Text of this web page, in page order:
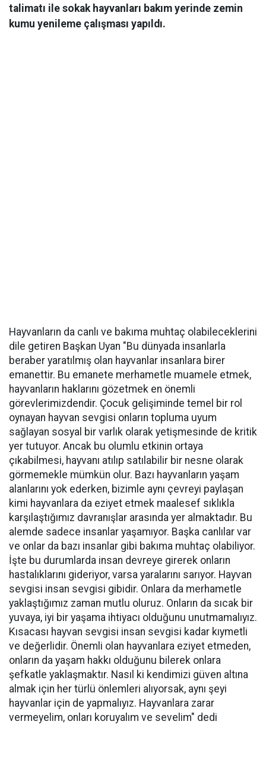
talimatı ile sokak hayvanları bakım yerinde zemin
kumu yenileme çalışması yapıldı.
Hayvanların da canlı ve bakıma muhtaç olabileceklerini
dile getiren Başkan Uyan "Bu dünyada insanlarla
beraber yaratılmış olan hayvanlar insanlara birer
emanettir. Bu emanete merhametle muamele etmek,
hayvanların haklarını gözetmek en önemli
görevlerimizdendir. Çocuk gelişiminde temel bir rol
oynayan hayvan sevgisi onların topluma uyum
sağlayan sosyal bir varlık olarak yetişmesinde de kritik
yer tutuyor. Ancak bu olumlu etkinin ortaya
çıkabilmesi, hayvanı atılıp satılabilir bir nesne olarak
görmemekle mümkün olur. Bazı hayvanların yaşam
alanlarını yok ederken, bizimle aynı çevreyi paylaşan
kimi hayvanlara da eziyet etmek maalesef sıklıkla
karşılaştığımız davranışlar arasında yer almaktadır. Bu
alemde sadece insanlar yaşamıyor. Başka canlılar var
ve onlar da bazı insanlar gibi bakıma muhtaç olabiliyor.
İşte bu durumlarda insan devreye girerek onların
hastalıklarını gideriyor, varsa yaralarını sarıyor. Hayvan
sevgisi insan sevgisi gibidir. Onlara da merhametle
yaklaştığımız zaman mutlu oluruz. Onların da sıcak bir
yuvaya, iyi bir yaşama ihtiyacı olduğunu unutmamalıyız.
Kısacası hayvan sevgisi insan sevgisi kadar kıymetli
ve değerlidir. Önemli olan hayvanlara eziyet etmeden,
onların da yaşam hakkı olduğunu bilerek onlara
şefkatle yaklaşmaktır. Nasıl ki kendimizi güven altına
almak için her türlü önlemleri alıyorsak, aynı şeyi
hayvanlar için de yapmalıyız. Hayvanlara zarar
vermeyelim, onları koruyalım ve sevelim" dedi